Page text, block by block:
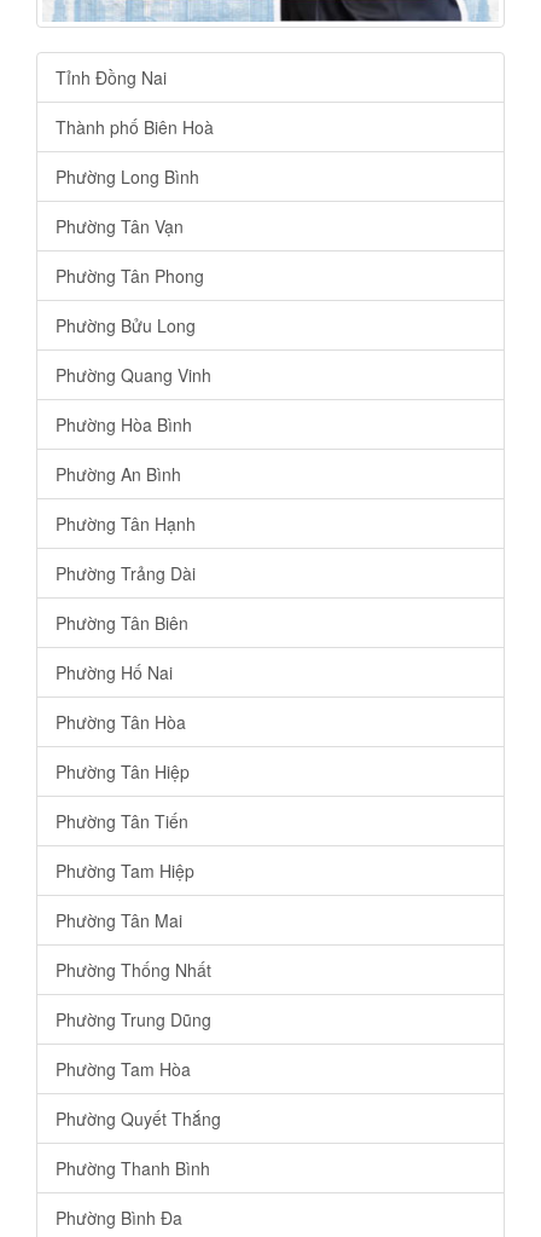
Tỉnh Đồng Nai
Thành phố Biên Hoà
Phường Long Bình
Phường Tân Vạn
Phường Tân Phong
Phường Bửu Long
Phường Quang Vinh
Phường Hòa Bình
Phường An Bình
Phường Tân Hạnh
Phường Trảng Dài
Phường Tân Biên
Phường Hố Nai
Phường Tân Hòa
Phường Tân Hiệp
Phường Tân Tiến
Phường Tam Hiệp
Phường Tân Mai
Phường Thống Nhất
Phường Trung Dũng
Phường Tam Hòa
Phường Quyết Thắng
Phường Thanh Bình
Phường Bình Đa